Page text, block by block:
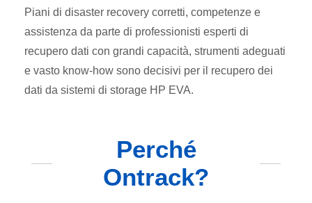
Piani di disaster recovery corretti, competenze e
assistenza da parte di professionisti esperti di
recupero dati con grandi capacità, strumenti adeguati
e vasto know-how sono decisivi per il recupero dei
dati da sistemi di storage HP EVA.
Perché
Ontrack?